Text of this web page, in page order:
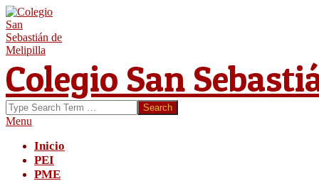
Skip
to
content
Colegio San
Search
Secondary
Menu
Menu
Inicio
PEI
PME